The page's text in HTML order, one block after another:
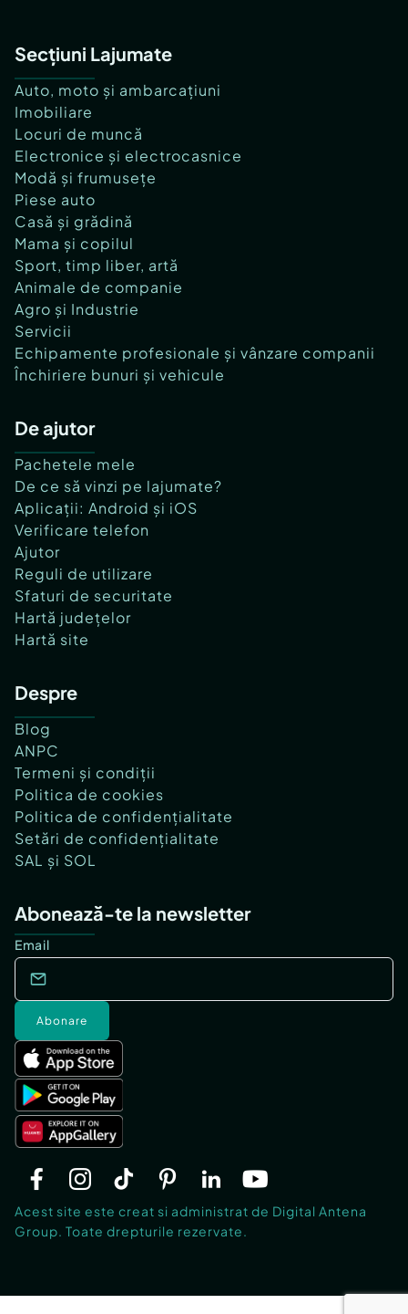
Secțiuni Lajumate
Auto, moto și ambarcațiuni
Imobiliare
Locuri de muncă
Electronice și electrocasnice
Modă și frumusețe
Piese auto
Casă și grădină
Mama și copilul
Sport, timp liber, artă
Animale de companie
Agro și Industrie
Servicii
Echipamente profesionale și vânzare companii
Închiriere bunuri și vehicule
De ajutor
Pachetele mele
De ce să vinzi pe lajumate?
Aplicații: Android și iOS
Verificare telefon
Ajutor
Reguli de utilizare
Sfaturi de securitate
Hartă județelor
Hartă site
Despre
Blog
ANPC
Termeni și condiții
Politica de cookies
Politica de confidențialitate
Setări de confidențialitate
SAL și SOL
Abonează-te la newsletter
Email
Abonare
Acest site este creat si administrat de Digital Antena
Group. Toate drepturile rezervate.